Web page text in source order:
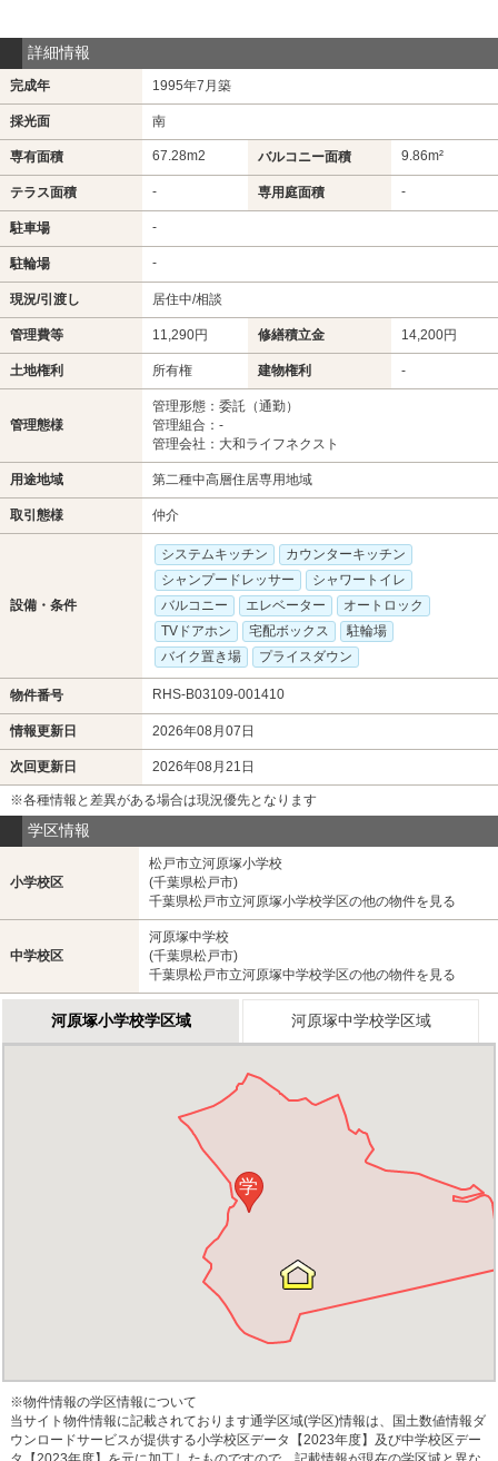
詳細情報
完成年 1995年7月築
採光面 南
専有面積 67.28m2 バルコニー面積 9.86m²
テラス面積 - 専用庭面積 -
駐車場 -
駐輪場 -
現況/引渡し 居住中/相談
管理費等 11,290円 修繕積立金 14,200円
土地権利 所有権 建物権利 -
管理態様
管理形態：委託（通勤）
管理組合：-
管理会社：大和ライフネクスト
用途地域 第二種中高層住居専用地域
取引態様 仲介
設備・条件
システムキッチン
カウンターキッチン
シャンプードレッサー
シャワートイレ
バルコニー
エレベーター
オートロック
TVドアホン
宅配ボックス
駐輪場
バイク置き場
プライスダウン
物件番号 RHS-B03109-001410
情報更新日 2026年08月07日
次回更新日 2026年08月21日
※各種情報と差異がある場合は現況優先となります
学区情報
小学校区
松戸市立河原塚小学校
(千葉県松戸市)
千葉県松戸市立河原塚小学校学区の他の物件を見る
中学校区
河原塚中学校
(千葉県松戸市)
千葉県松戸市立河原塚中学校学区の他の物件を見る
河原塚小学校学区域 河原塚中学校学区域
学
※物件情報の学区情報について
当サイト物件情報に記載されております通学区域(学区)情報は、国土数値情報ダ
ウンロードサービスが提供する小学校区データ【2023年度】及び中学校区デー